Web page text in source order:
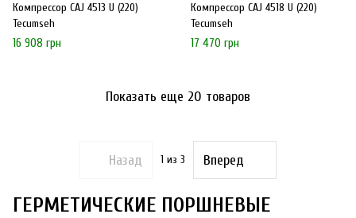
Компрессор CAJ 4513 U (220)
Tecumseh
16 908 грн
Компрессор CAJ 4518 U (220)
Tecumseh
17 470 грн
Показать еще 20 товаров
Назад 1 из 3 Вперед
ГЕРМЕТИЧЕСКИЕ ПОРШНЕВЫЕ